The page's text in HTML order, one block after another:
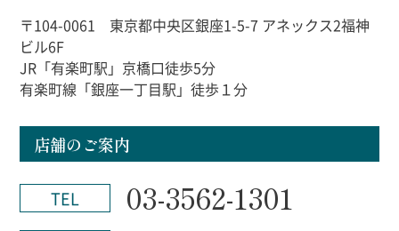
〒104-0061 東京都中央区銀座1-5-7 アネックス2福神
ビル6F
JR「有楽町駅」京橋口徒歩5分
有楽町線「銀座一丁目駅」徒歩１分
店舗のご案内
TEL 03-3562-1301